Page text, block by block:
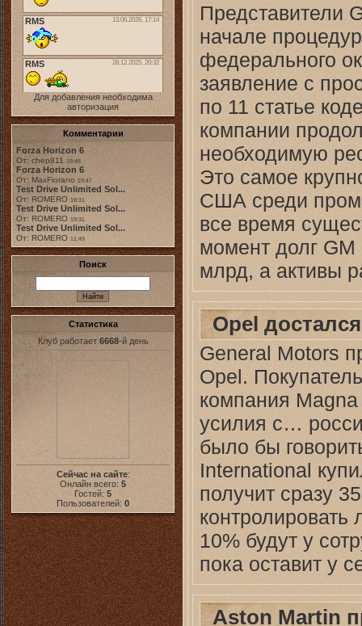
Для добавления необходима
авторизация
Комментарии
Forza Horizon 6
От: chep811 19:48
Forza Horizon 6
От: MaxFiorano 23:47
Test Drive Unlimited Sol...
От: ROMERO 18:31
Test Drive Unlimited Sol...
От: ROMERO 19:31
Test Drive Unlimited Sol...
От: ROMERO 11:49
Поиск
Статистика
Клуб работает 6668-й день
Сейчас на сайте:
Онлайн всего: 5
Гостей: 5
Пользователей: 0
Представители
начале
федерального
заявление с
по 11 статье
компании
необходимую
Это самое
США среди
все время
момент долг
млрд, а активы
Opel
General Motors
Opel.
компания
усилия с…
было бы
International
получит сразу
контролировать
10% будут у
пока оставит у
Aston Martin